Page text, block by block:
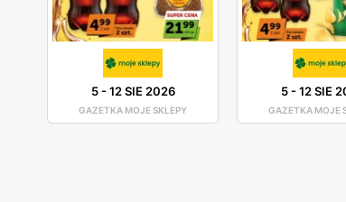
5-12 SIE 2026
GAZETKA MOJE SKLEPY
5-12 SIE
GAZETKA MOJE